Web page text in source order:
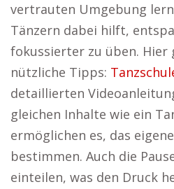
vertrauten Umgebung
Tänzern dabei hilft,
fokussierter zu üben. Hier
nützliche Tipps:
detaillierten
gleichen Inhalte wie ein
ermöglichen es, das
bestimmen. Auch die
einteilen, was den Druck